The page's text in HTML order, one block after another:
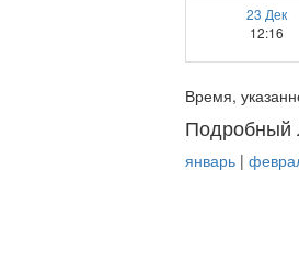
23 Дек
12:16
Время,
Подробный
январь|